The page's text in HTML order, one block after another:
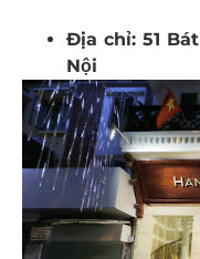
Địa chỉ: 51
Nội